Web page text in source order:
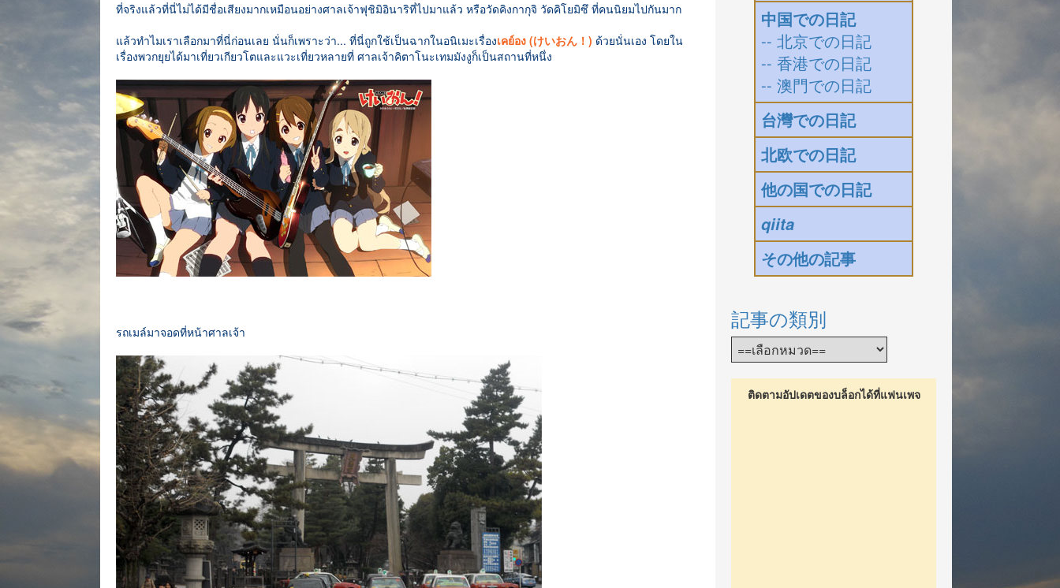
ที่จริงแล้วที่นี่ไม่ได้มีชื่อเสียงมากเหมือนอย่างศาลเจ้าฟุชิมิอินาริที่ไปมาแล้ว หรือวัดคิงกากุจิ วัดคิโยมิซึ ที่คนนิยมไปกันมาก
แล้วทำไมเราเลือกมาที่นี่ก่อนเลย นั่นก็เพราะว่า... ที่นี่ถูกใช้เป็นฉากในอนิเมะเรื่องเคย์อง (けいおん！) ด้วยนั่นเอง โดยใน
เรื่องพวกยุยได้มาเที่ยวเกียวโตและแวะเที่ยวหลายที่ ศาลเจ้าคิตาโนะเทมมังงูก็เป็นสถานที่หนึ่ง
รถเมล์มาจอดที่หน้าศาลเจ้า
中国での日記
-- 北京での日記
-- 香港での日記
-- 澳門での日記
台灣での日記
北欧での日記
他の国での日記
qiita
その他の記事
記事の類別
ติดตามอัปเดตของบล็อกได้ที่แฟนเพจ